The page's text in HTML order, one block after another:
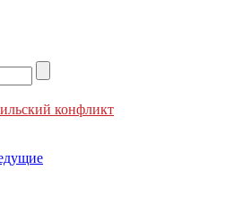
конфликт